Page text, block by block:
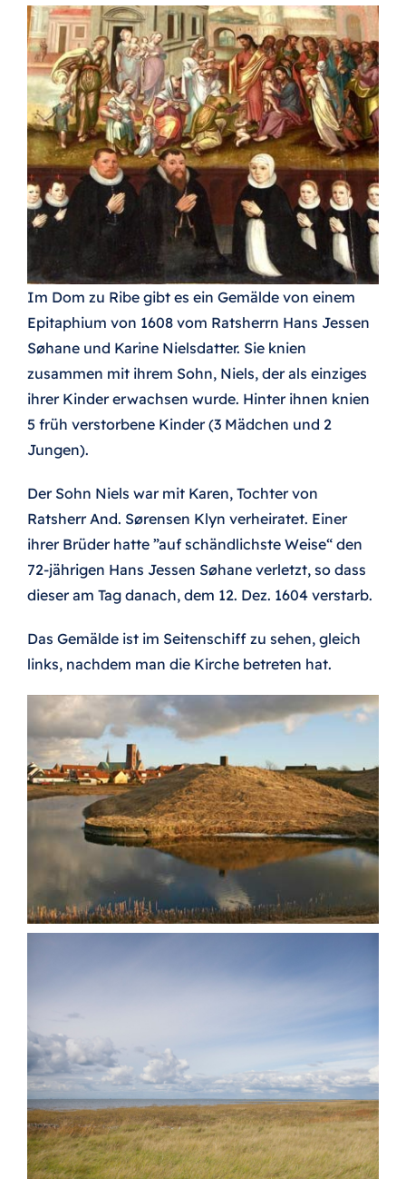
Im Dom zu Ribe gibt es ein Gemälde von einem
Epitaphium von 1608 vom Ratsherrn Hans Jessen
Søhane und Karine Nielsdatter. Sie knien
zusammen mit ihrem Sohn, Niels, der als einziges
ihrer Kinder erwachsen wurde. Hinter ihnen knien
5 früh verstorbene Kinder (3 Mädchen und 2
Jungen).
Der Sohn Niels war mit Karen, Tochter von
Ratsherr And. Sørensen Klyn verheiratet. Einer
ihrer Brüder hatte ”auf schändlichste Weise“ den
72-jährigen Hans Jessen Søhane verletzt, so dass
dieser am Tag danach, dem 12. Dez. 1604 verstarb.
Das Gemälde ist im Seitenschiff zu sehen, gleich
links, nachdem man die Kirche betreten hat.